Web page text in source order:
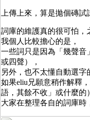
上傳上來，算是拋個磚試
詞庫的維護真的很可怕，
我個人比較擔心的是，
一些詞只是因為「幾聲音
或四聲），
另外，也不太懂自動選字
如果eliu兄願意稍作解釋
語，其餘不收」或什麼的
大家在整理各自的詞庫